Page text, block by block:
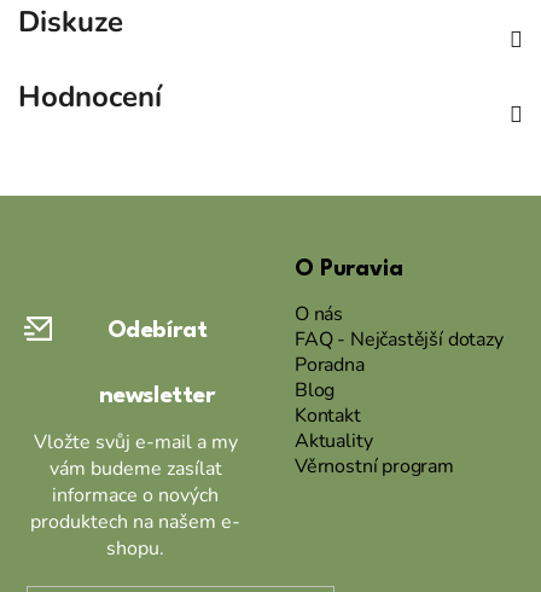
Diskuze
Hodnocení
Odebírat
newsletter
Vložte svůj e-mail a my
vám budeme zasílat
informace o nových
produktech na našem e-
shopu.
O Puravia
O nás
FAQ - Nejčastější dotazy
Poradna
Blog
Kontakt
Aktuality
Věrnostní program